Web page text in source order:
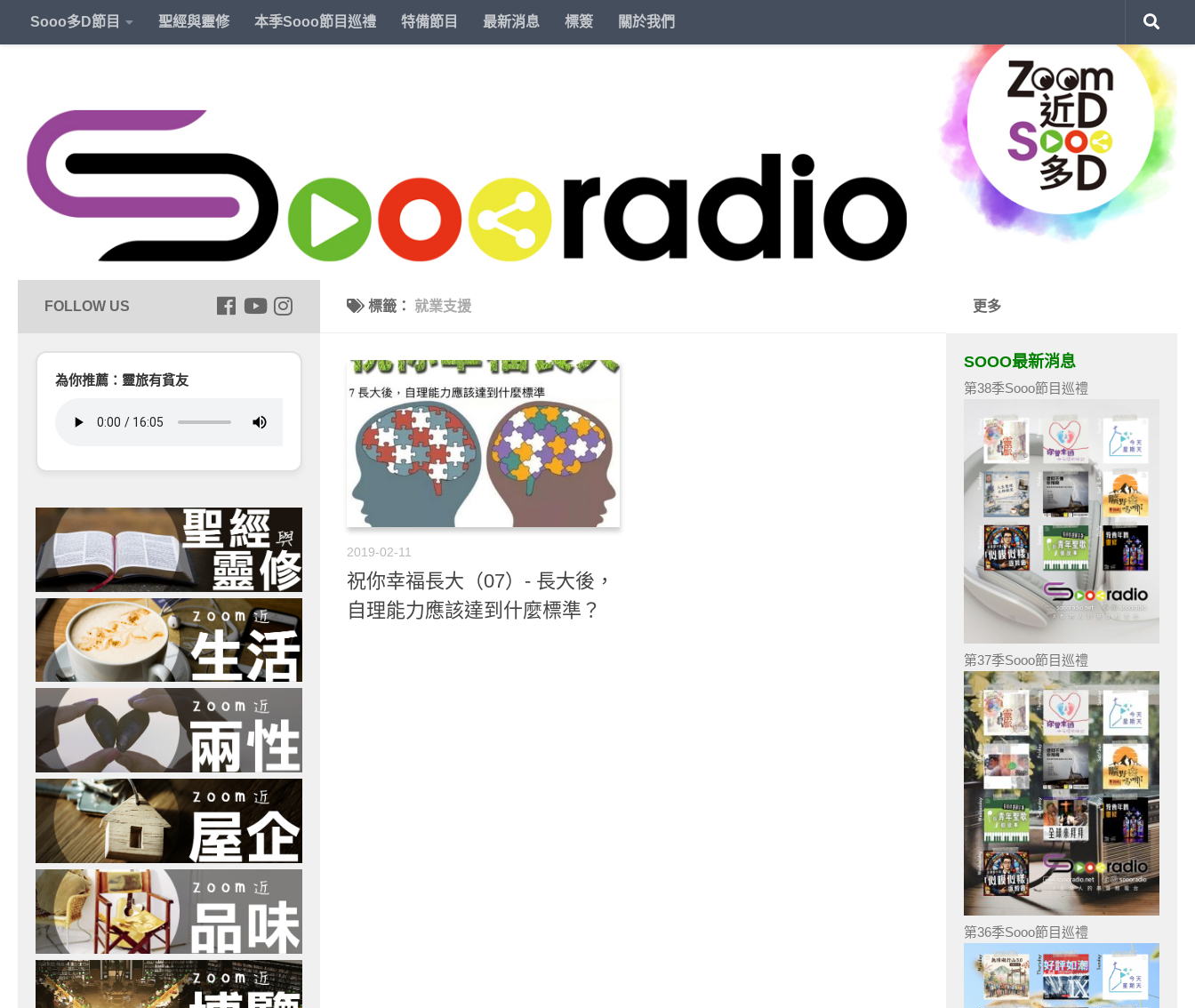
Sooo多D節目 聖經與靈修 本季Sooo節目巡禮 特備節目 最新消息 標簽 關於我們
標籤： 就業支援
2019-02-11
祝你幸福長大（07）- 長大後，
自理能力應該達到什麼標準？
為你推薦：靈旅有貧友
更多
SOOO最新消息
第38季Sooo節目巡禮
第37季Sooo節目巡禮
第36季Sooo節目巡禮